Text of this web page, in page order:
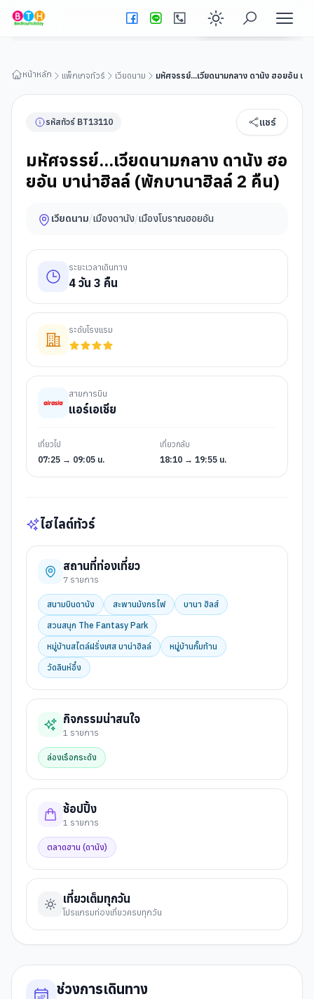
Enable dark
ลล์ 2 คืน)
ดูรายละเอียดทัวร์
หน้าหลัก แพ็กเกจทัวร์ เวียดนาม มหัศจรรย์...เวียดนามกลาง ดานัง ฮอยอัน บ
รหัสทัวร์ BT13110 แชร์
มหัศจรรย์...เวียดนามกลาง ดานัง ฮอ
ยอัน บาน่าฮิลล์ (พักบานาฮิลล์ 2 คืน)
เวียดนาม/เมืองดานัง/เมืองโบราณฮอยอัน
ระยะเวลาเดินทาง
4 วัน 3 คืน
ระดับโรงแรม
สายการบิน
แอร์เอเชีย
เที่ยวไป
07:25 → 09:05 น.
เที่ยวกลับ
18:10 → 19:55 น.
ไฮไลต์ทัวร์
สถานที่ท่องเที่ยว
7 รายการ
สนามบินดานัง สะพานมังกรไฟ
บานา ฮิลส์
สวนสนุก The Fantasy Park
หมู่บ้านสไตล์ฝรั่งเศส บาน่าฮิลล์
หมู่บ้านกั๊มท้าน
วัดลินห์อึ๋ง
กิจกรรมน่าสนใจ
1 รายการ
ล่องเรือกระด้ง
ช้อปปิ้ง
1 รายการ
ตลาดฮาน (ดานัง)
เที่ยวเต็มทุกวัน
โปรแกรมท่องเที่ยวครบทุกวัน
ช่วงการเดินทาง